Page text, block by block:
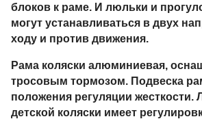
блоков к раме. И люльки и
могут устанавливаться в двух
ходу и против движения.
Рама коляски алюминиевая,
тросовым тормозом. Подвеска
положения регуляции жесткости.
детской коляски имеет